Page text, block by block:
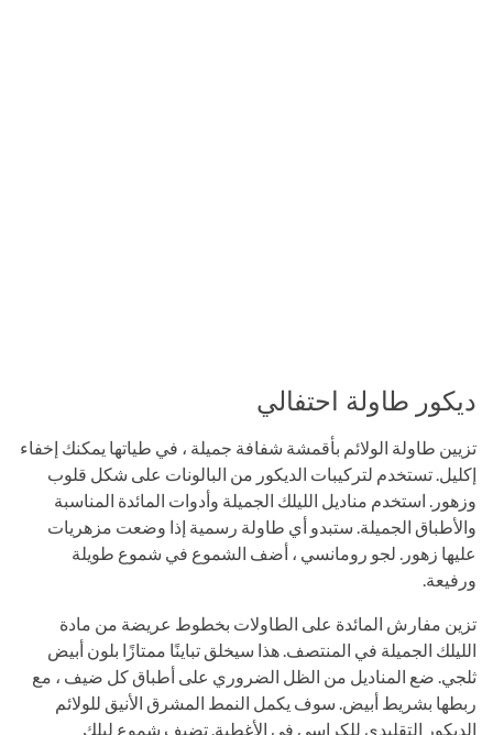
ديكور طاولة احتفالي
تزيين طاولة الولائم بأقمشة شفافة جميلة ، في طياتها يمكنك إخفاء
إكليل. تستخدم لتركيبات الديكور من البالونات على شكل قلوب
وزهور. استخدم مناديل الليلك الجميلة وأدوات المائدة المناسبة
والأطباق الجميلة. ستبدو أي طاولة رسمية إذا وضعت مزهريات
عليها زهور. لجو رومانسي ، أضف الشموع في شموع طويلة
ورفيعة.
تزين مفارش المائدة على الطاولات بخطوط عريضة من مادة
الليلك الجميلة في المنتصف. هذا سيخلق تباينًا ممتازًا بلون أبيض
ثلجي. ضع المناديل من الظل الضروري على أطباق كل ضيف ، مع
ربطها بشريط أبيض. سوف يكمل النمط المشرق الأنيق للولائم
الديكور التقليدي للكراسي في الأغطية. تضيف شموع ليلك